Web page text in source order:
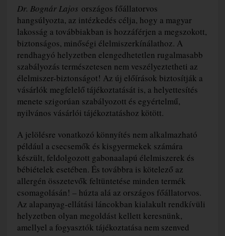
Dr. Bognár Lajos országos főállatorvos
hangsúlyozta, az intézkedés célja, hogy a magyar
lakosság a továbbiakban is hozzáférjen a megszokott,
biztonságos, minőségi élelmiszerkínálathoz. A
rendhagyó helyzetben elengedhetetlen rugalmasabb
szabályozás természetesen nem veszélyeztetheti az
élelmiszer-biztonságot! Az új előírások biztosítják a
vásárlók megfelelő tájékoztatását is, a helyettesítés
menete szigorúan szabályozott és egyértelmű,
nyilvános vásárlói tájékoztatáshoz kötött.
A jelölésre vonatkozó könnyítés nem alkalmazható
például a csecsemők és kisgyermekek számára
készült, feldolgozott gabonaalapú élelmiszerek és
bébiételek esetében. És továbbra is kötelező az
allergén összetevők feltüntetése minden termék
csomagolásán! – húzta alá az országos főállatorvos.
Az alapanyag-ellátási láncokban kialakult rendkívüli
helyzetben olyan megoldást kellett keresnünk,
amellyel a fogyasztók tájékoztatása nem szenved